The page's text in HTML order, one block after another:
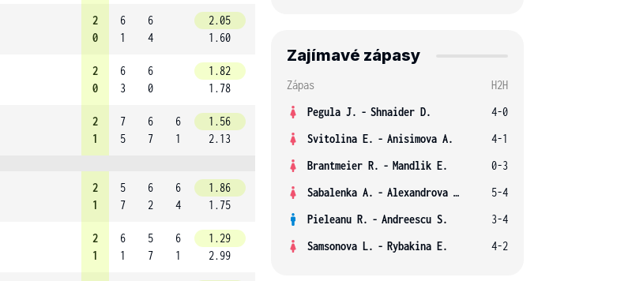
2
0
6
1
6
4
2.05
1.60
2
0
6
3
6
0
1.82
1.78
2
1
7
5
6
7
6
1
1.56
2.13
2
1
5
7
6
2
6
4
1.86
1.75
2
1
6
1
5
7
6
1
1.29
2.99
Zajímavé zápasy
Zápas
H2H
Pegula J. - Shnaider D.
4-0
Svitolina E. - Anisimova A.
4-1
Brantmeier R. - Mandlik E.
0-3
Sabalenka A. - Alexandrova E.
5-4
Pieleanu R. - Andreescu S.
3-4
Samsonova L. - Rybakina E. 4-2